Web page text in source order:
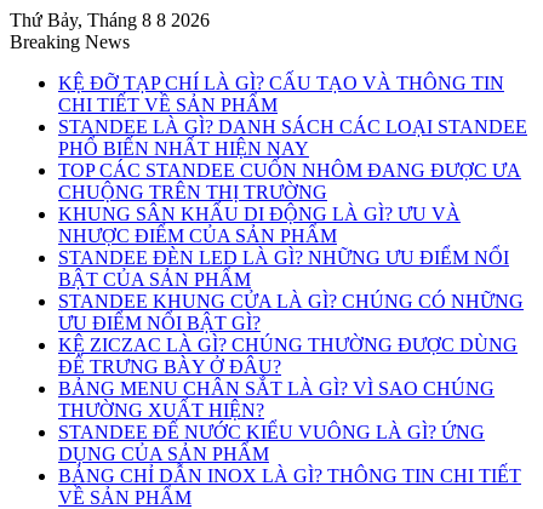
Thứ Bảy, Tháng 8 8 2026
Breaking News
KỆ ĐỠ TẠP CHÍ LÀ GÌ? CẤU TẠO VÀ THÔNG TIN
CHI TIẾT VỀ SẢN PHẨM
STANDEE LÀ GÌ? DANH SÁCH CÁC LOẠI STANDEE
PHỔ BIẾN NHẤT HIỆN NAY
TOP CÁC STANDEE CUỐN NHÔM ĐANG ĐƯỢC ƯA
CHUỘNG TRÊN THỊ TRƯỜNG
KHUNG SÂN KHẤU DI ĐỘNG LÀ GÌ? ƯU VÀ
NHƯỢC ĐIỂM CỦA SẢN PHẨM
STANDEE ĐÈN LED LÀ GÌ? NHỮNG ƯU ĐIỂM NỔI
BẬT CỦA SẢN PHẨM
STANDEE KHUNG CỬA LÀ GÌ? CHÚNG CÓ NHỮNG
ƯU ĐIỂM NỔI BẬT GÌ?
KỆ ZICZAC LÀ GÌ? CHÚNG THƯỜNG ĐƯỢC DÙNG
ĐỂ TRƯNG BÀY Ở ĐÂU?
BẢNG MENU CHÂN SẮT LÀ GÌ? VÌ SAO CHÚNG
THƯỜNG XUẤT HIỆN?
STANDEE ĐẾ NƯỚC KIỂU VUÔNG LÀ GÌ? ỨNG
DỤNG CỦA SẢN PHẨM
BẢNG CHỈ DẪN INOX LÀ GÌ? THÔNG TIN CHI TIẾT
VỀ SẢN PHẨM